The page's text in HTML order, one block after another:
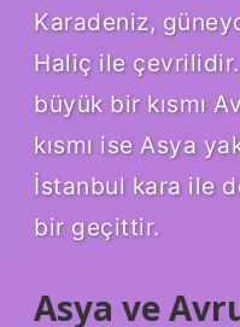
Karadeniz,
Haliç ile çevrilidir.
büyük bir kısmı
kısmı ise Asya
İstanbul kara ile
bir geçittir.
Asya ve